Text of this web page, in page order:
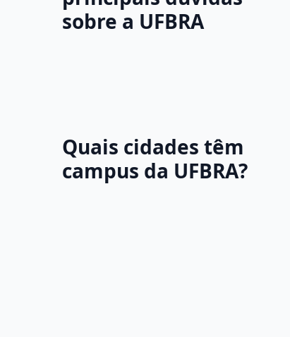
sobre a UFBRA
Quais cidades têm
campus da UFBRA?